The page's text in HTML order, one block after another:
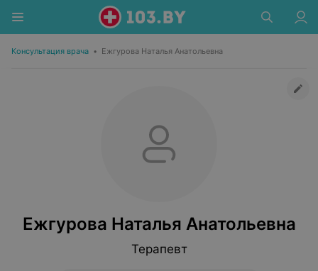
Консультация врача • Ежгурова Наталья Анатольевна
Ежгурова Наталья Анатольевна
Терапевт